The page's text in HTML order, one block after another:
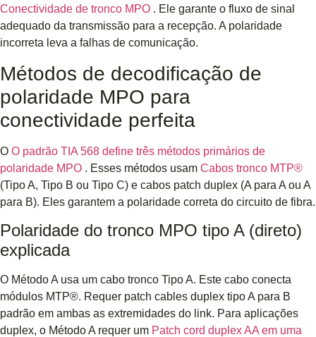
Conectividade de tronco MPO . Ele garante o fluxo de sinal
adequado da transmissão para a recepção. A polaridade
incorreta leva a falhas de comunicação.
Métodos de decodificação de
polaridade MPO para
conectividade perfeita
O O padrão TIA 568 define três métodos primários de
polaridade MPO . Esses métodos usam Cabos tronco MTP®
(Tipo A, Tipo B ou Tipo C) e cabos patch duplex (A para A ou A
para B). Eles garantem a polaridade correta do circuito de fibra.
Polaridade do tronco MPO tipo A (direto)
explicada
O Método A usa um cabo tronco Tipo A. Este cabo conecta
módulos MTP®. Requer patch cables duplex tipo A para B
padrão em ambas as extremidades do link. Para aplicações
duplex, o Método A requer um Patch cord duplex AA em uma